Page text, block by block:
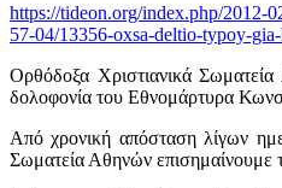
https://tideon.org/index.php/2012-
57-04/13356-oxsa-deltio-typoy-
Ορθόδοξα Χριστιανικά
δολοφονία του Εθνομάρτυρα
Από χρονική απόσταση λίγων
Σωματεία Αθηνών επισημαίνουμε